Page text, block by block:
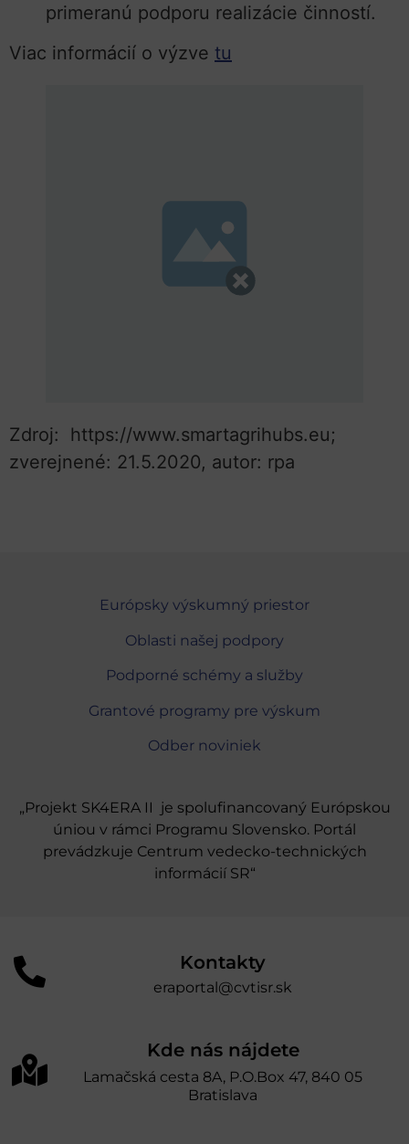
primeranú podporu realizácie činností.
Viac informácií o výzve tu
Zdroj: https://www.smartagrihubs.eu;
zverejnené: 21.5.2020, autor: rpa
Európsky výskumný priestor
Oblasti našej podpory
Podporné schémy a služby
Grantové programy pre výskum
Odber noviniek
„Projekt SK4ERA II je spolufinancovaný Európskou
úniou v rámci Programu Slovensko. Portál
prevádzkuje Centrum vedecko-technických
informácií SR“
Kontakty
eraportal@cvtisr.sk
Kde nás nájdete
Lamačská cesta 8A, P.O.Box 47, 840 05
Bratislava